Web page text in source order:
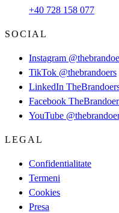
+40 728 158 077
SOCIAL
Instagram
TikTok @thebrandoers
LinkedIn
Facebook
YouTube
LEGAL
Confidentialitate
Termeni
Cookies
Presa